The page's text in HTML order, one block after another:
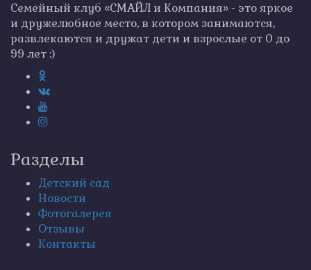
Семейный клуб «СМАЙЛ и Компания» - это яркое
и дружелюбное место, в котором занимаются,
развлекаются и дружат дети и взрослые от 0 до
99 лет :)
Разделы
Детский сад
Новости
Фотогалерея
Отзывы
Контакты